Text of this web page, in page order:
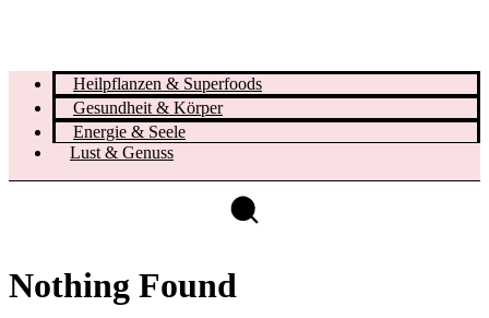
Heilpflanzen & Superfoods
Gesundheit & Körper
Energie & Seele
Lust & Genuss
Nothing Found